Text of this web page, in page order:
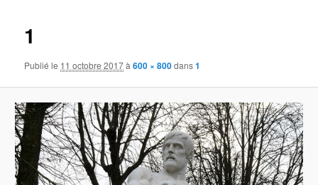
1
Publié le 11 octobre 2017à600 × 800dans1